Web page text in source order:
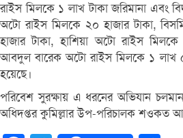
রাইস মিলকে ১ লাখ টাকা জরিমানা এবং
অটো রাইস মিলকে ২০ হাজার টাকা,
হাজার টাকা, হাশিয়া অটো রাইস
আবদুল বারেক অটো রাইস মিলকে ১ লাখ
হয়েছে।
পরিবেশ সুরক্ষায় এ ধরনের অভিযান
অধিদপ্তর কুমিল্লার উপ-পরিচালক শওকত